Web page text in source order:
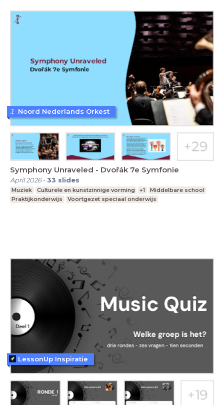
Symphony Unraveled - Dvořák 7e Symfonie
April 2026-33 slides
Muziek Culturele en kunstzinnige vorming +1
Middelbare school
Praktijkonderwijs
Voortgezet speciaal onderwijs
Noord Nederlands Orkest
LessonUp Inspiratie